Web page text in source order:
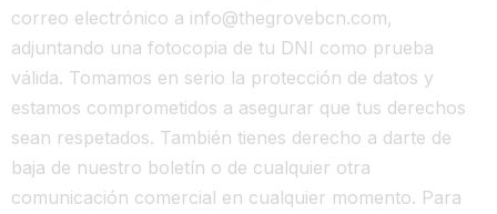
correo electrónico a info@thegrovebcn.com,
adjuntando una fotocopia de tu DNI como prueba
válida. Tomamos en serio la protección de datos y
estamos comprometidos a asegurar que tus derechos
sean respetados. También tienes derecho a darte de
baja de nuestro boletín o de cualquier otra
comunicación comercial en cualquier momento. Para